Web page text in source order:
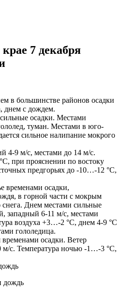
7 декабря
в большинстве районов осадки
днем с дождем.
осадки. Местами
туман. Местами в юго-
сильное налипание мокрого
4-9 м/с, местами до 14 м/с.
при прояснении по востоку
предгорьях до -10…-12 °С,
временами осадки,
в горной части с мокрым
Днем местами сильные
западный 6-11 м/с, местами
воздуха +3…-2 °С, днем 4-9 °С
гололедица.
осадки. Ветер
м/с. Температура ночью -1…-3 °С,
дождь